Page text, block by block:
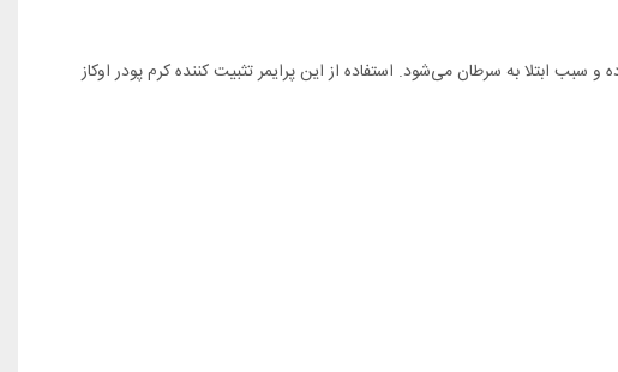
به سرطان می‌شود. استفاده از این پرایمر تثبیت کننده کرم پودر اوکاز